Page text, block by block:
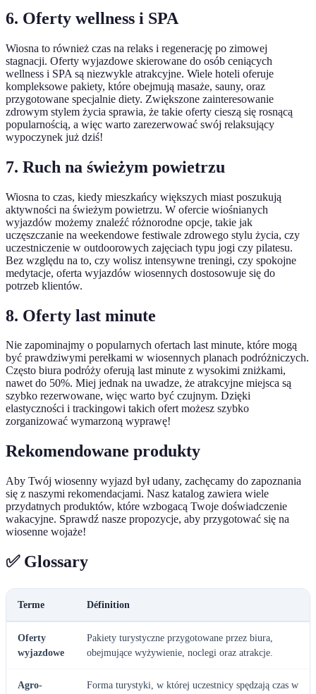
6. Oferty wellness i SPA
Wiosna to również czas na relaks i regenerację po zimowej
stagnacji. Oferty wyjazdowe skierowane do osób ceniących
wellness i SPA są niezwykle atrakcyjne. Wiele hoteli oferuje
kompleksowe pakiety, które obejmują masaże, sauny, oraz
przygotowane specjalnie diety. Zwiększone zainteresowanie
zdrowym stylem życia sprawia, że takie oferty cieszą się rosnącą
popularnością, a więc warto zarezerwować swój relaksujący
wypoczynek już dziś!
7. Ruch na świeżym powietrzu
Wiosna to czas, kiedy mieszkańcy większych miast poszukują
aktywności na świeżym powietrzu. W ofercie wiośnianych
wyjazdów możemy znaleźć różnorodne opcje, takie jak
uczęszczanie na weekendowe festiwale zdrowego stylu życia, czy
uczestniczenie w outdoorowych zajęciach typu jogi czy pilatesu.
Bez względu na to, czy wolisz intensywne treningi, czy spokojne
medytacje, oferta wyjazdów wiosennych dostosowuje się do
potrzeb klientów.
8. Oferty last minute
Nie zapominajmy o popularnych ofertach last minute, które mogą
być prawdziwymi perełkami w wiosennych planach podróżniczych.
Często biura podróży oferują last minute z wysokimi zniżkami,
nawet do 50%. Miej jednak na uwadze, że atrakcyjne miejsca są
szybko rezerwowane, więc warto być czujnym. Dzięki
elastyczności i trackingowi takich ofert możesz szybko
zorganizować wymarzoną wyprawę!
Rekomendowane produkty
Aby Twój wiosenny wyjazd był udany, zachęcamy do zapoznania
się z naszymi rekomendacjami. Nasz katalog zawiera wiele
przydatnych produktów, które wzbogacą Twoje doświadczenie
wakacyjne. Sprawdź nasze propozycje, aby przygotować się na
wiosenne wojaże!
✅ Glossary
Terme Définition
Oferty
wyjazdowe
Pakiety turystyczne przygotowane przez biura,
obejmujące wyżywienie, noclegi oraz atrakcje.
Agro-
Forma turystyki, w której uczestnicy spędzają czas w